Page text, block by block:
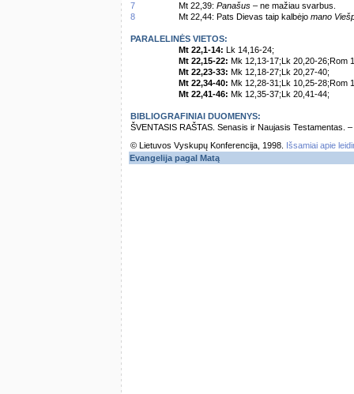
7
Mt 22,39: Panašus – ne mažiau svarbus.
8
Mt 22,44: Pats Dievas taip kalbėjo mano
PARALELINĖS VIETOS:
Mt 22,1-14: Lk 14,16-24;
Mt 22,15-22: Mk 12,13-17;Lk 20,20-26;Rom
Mt 22,23-33: Mk 12,18-27;Lk 20,27-40;
Mt 22,34-40: Mk 12,28-31;Lk 10,25-28;Rom
Mt 22,41-46: Mk 12,35-37;Lk 20,41-44;
BIBLIOGRAFINIAI DUOMENYS:
ŠVENTASIS RAŠTAS. Senasis ir Naujasis Testamentas.
© Lietuvos Vyskupų Konferencija, 1998.
Išsamiai apie
Evangelija pagal Matą